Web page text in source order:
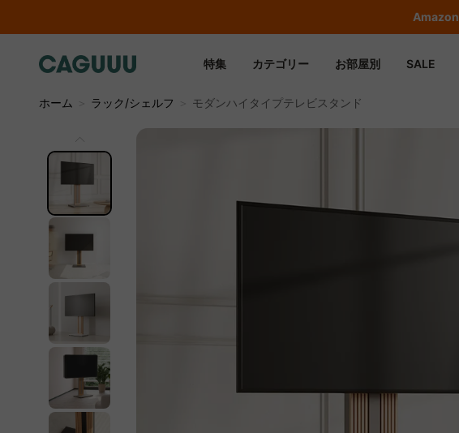
Amazon
特集 カテゴリー お部屋別 SALE
ホーム
ラック/シェルフ モダンハイタイプテレビスタンド